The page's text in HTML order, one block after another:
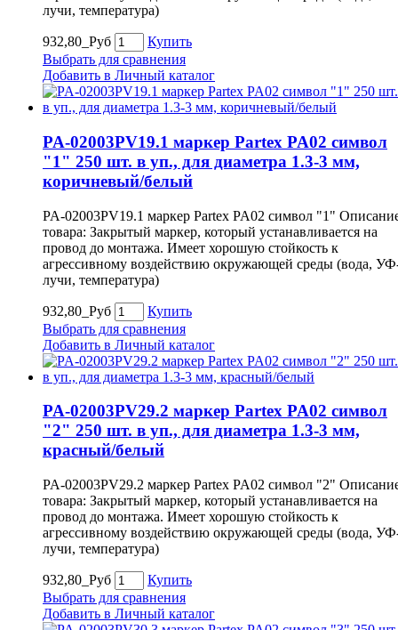
лучи, температура)
932,80_Руб
Купить
Выбрать для сравнения
Добавить в Личный каталог
PA-02003PV19.1 маркер Partex PA02 символ
"1" 250 шт. в уп., для диаметра 1.3-3 мм,
коричневый/белый
PA-02003PV19.1 маркер Partex PA02 символ "1"
товара: Закрытый маркер, который устанавливается на
провод до монтажа. Имеет хорошую стойкость к
агрессивному воздействию окружающей среды (вода,
лучи, температура)
932,80_Руб
Купить
Выбрать для сравнения
Добавить в Личный каталог
PA-02003PV29.2 маркер Partex PA02 символ
"2" 250 шт. в уп., для диаметра 1.3-3 мм,
красный/белый
PA-02003PV29.2 маркер Partex PA02 символ "2"
товара: Закрытый маркер, который устанавливается на
провод до монтажа. Имеет хорошую стойкость к
агрессивному воздействию окружающей среды (вода,
лучи, температура)
932,80_Руб
Купить
Выбрать для сравнения
Добавить в Личный каталог